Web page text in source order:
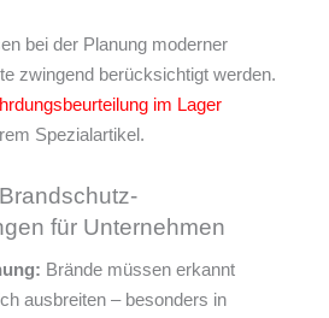
bei der Planung moderner
zwingend berücksichtigt werden.
im Lager
Spezialartikel.
für Unternehmen
Brände müssen erkannt
ausbreiten – besonders in